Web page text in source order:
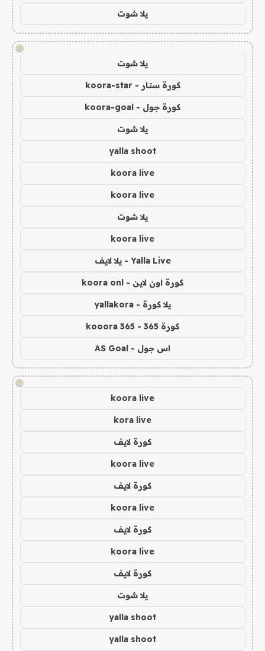
يلا شوت
!
يلا شوت
كورة ستار - koora-star
كورة جول - koora-goal
يلا شوت
yalla shoot
koora live
koora live
يلا شوت
koora live
Yalla Live - يلا لايف
كورة اون لاين - koora onl
يلا كورة - yallakora
كورة 365 - kooora 365
اس جول - AS Goal
!
koora live
kora live
كورة لايف
koora live
كورة لايف
koora live
كورة لايف
koora live
كورة لايف
يلا شوت
yalla shoot
yalla shoot